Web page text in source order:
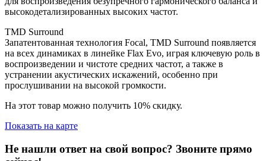
высокодетализированных высоких частот.
TMD Surround
Запатентованная технология Focal, TMD Surround появляется
на всех динамиках в линейке Flax Evo, играя ключевую роль в
воспроизведении и чистоте средних частот, а также в
устранении акустических искажений, особенно при
прослушивании на высокой громкости.
На этот товар можно получить 10% скидку.
Показать на карте
Не нашли ответ на свой вопрос? Звоните прямо